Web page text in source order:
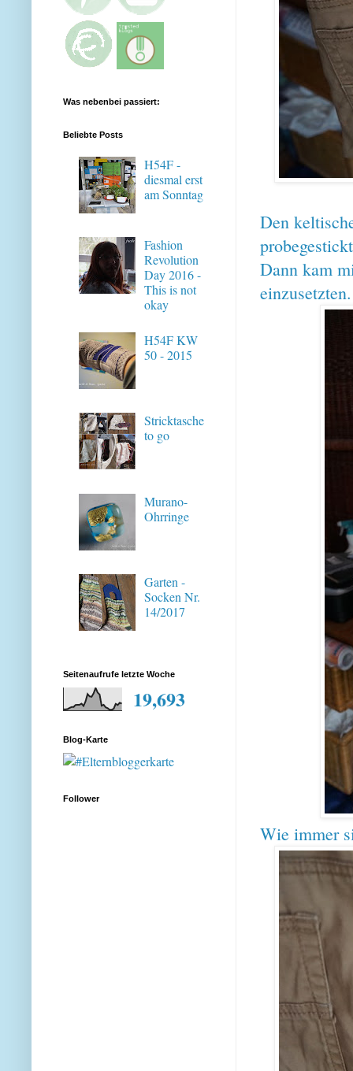
Den
Dann kam
Wie immer
Was nebenbei passiert:
Beliebte Posts
H54F -
diesmal erst
am Sonntag
Fashion
Revolution
Day 2016 -
This is not
okay
H54F KW
50 - 2015
Stricktasche
to go
Murano-
Ohrringe
Garten -
Socken Nr.
14/2017
Seitenaufrufe letzte Woche
19,693
Blog-Karte
Follower